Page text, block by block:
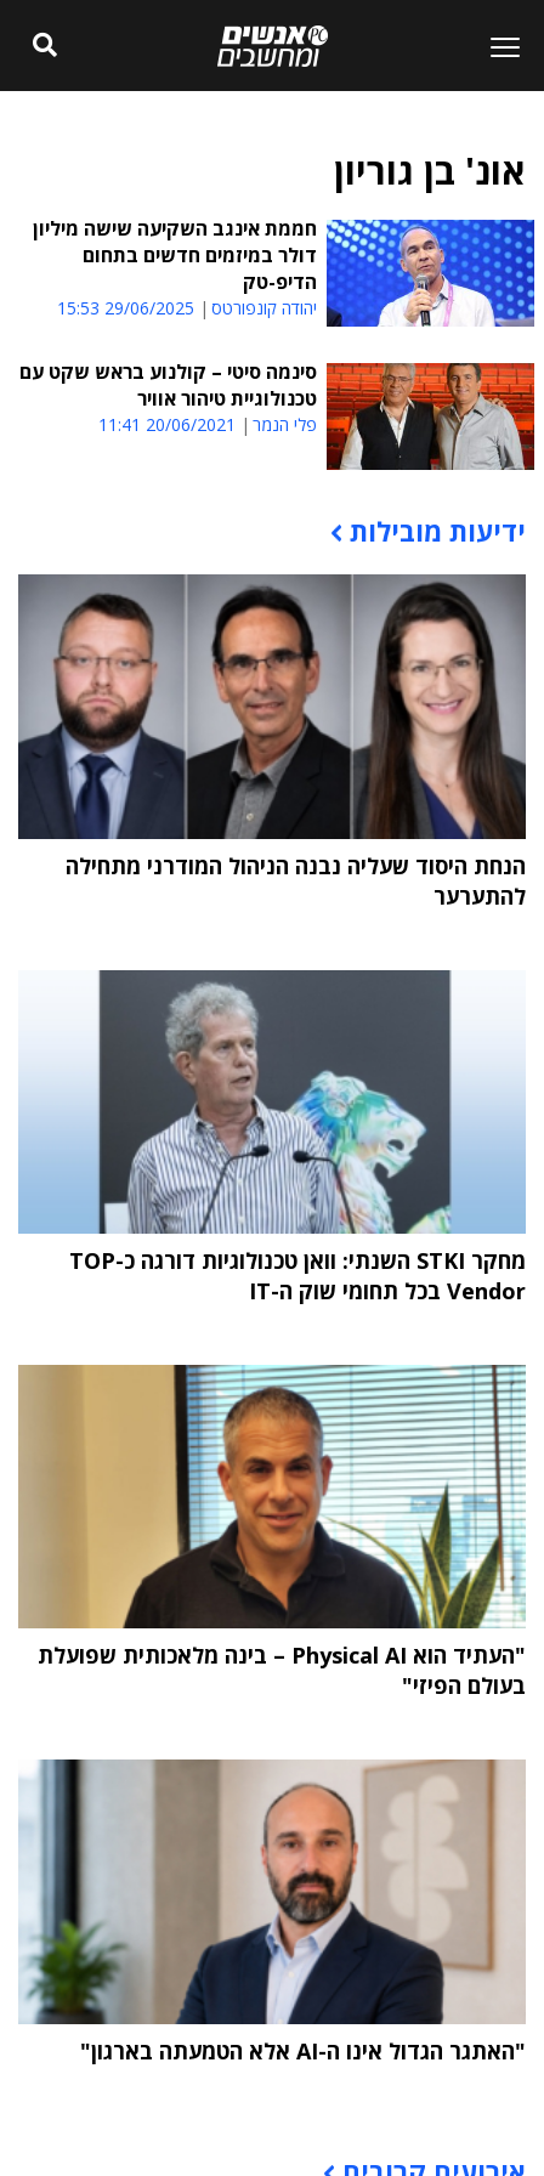
אונ' בן גוריון
חממת אינגב השקיעה שישה מיליון
דולר במיזמים חדשים בתחום
הדיפ-טק
יהודה קונפורטס 29/06/2025 15:53
סינמה סיטי – קולנוע בראש שקט עם
טכנולוגיית טיהור אוויר
פלי הנמר 20/06/2021 11:41
תוכן פרסומי
ידיעות מובילות
הנחת היסוד שעליה נבנה הניהול המודרני מתחילה
להתערער
מחקר STKI השנתי: וואן טכנולוגיות דורגה כ-TOP
Vendor בכל תחומי שוק ה-IT
"העתיד הוא Physical AI – בינה מלאכותית שפועלת
בעולם הפיזי"
"האתגר הגדול אינו ה-AI אלא הטמעתה בארגון"